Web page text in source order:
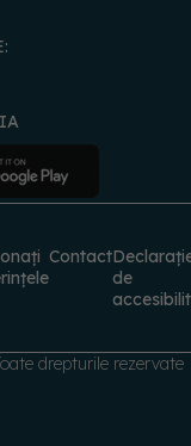
Contact
de
drepturile rezervate